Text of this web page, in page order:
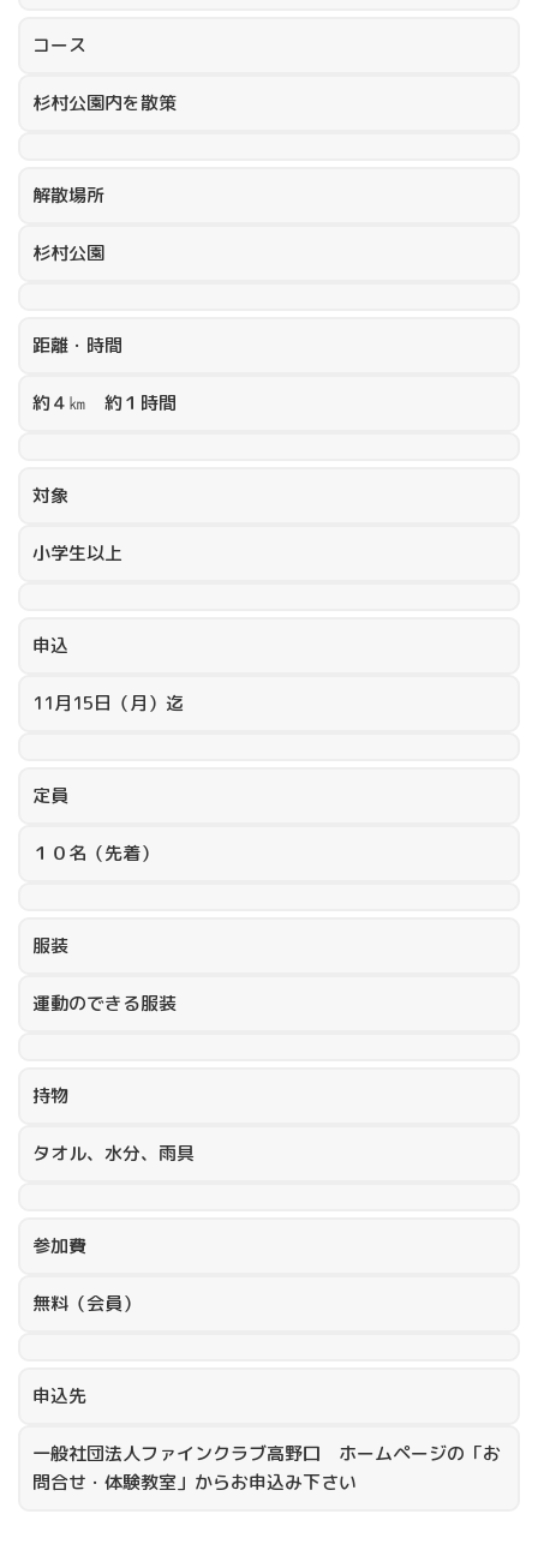
コース
杉村公園内を散策
解散場所
杉村公園
距離・時間
約４㎞ 約１時間
対象
小学生以上
申込
11月15日（月）迄
定員
１０名（先着）
服装
運動のできる服装
持物
タオル、水分、雨具
参加費
無料（会員）
申込先
一般社団法人ファインクラブ高野口 ホームページの「お
問合せ・体験教室」からお申込み下さい